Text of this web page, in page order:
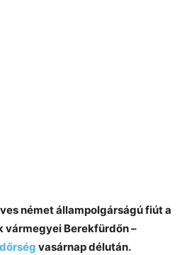
német állampolgárságú fiút a
Berekfürdőn –
vasárnap délután.